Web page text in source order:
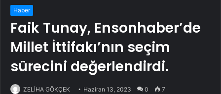
Haber
Faik Tunay, Ensonhaber’de
Millet İttifakı’nın seçim
sürecini değerlendirdi.
ZELİHA GÖKÇEK Haziran 13, 2023 0 7